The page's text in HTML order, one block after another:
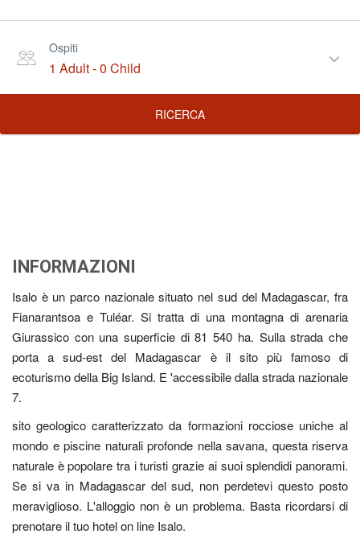
Ospiti
1 Adult-0 Child
RICERCA
INFORMAZIONI
Isalo è un parco nazionale situato nel sud del Madagascar, fra
Fianarantsoa e Tuléar. Si tratta di una montagna di arenaria
Giurassico con una superficie di 81 540 ha. Sulla strada che
porta a sud-est del Madagascar è il sito più famoso di
ecoturismo della Big Island. E 'accessibile dalla strada nazionale
7.
sito geologico caratterizzato da formazioni rocciose uniche al
mondo e piscine naturali profonde nella savana, questa riserva
naturale è popolare tra i turisti grazie ai suoi splendidi panorami.
Se si va in Madagascar del sud, non perdetevi questo posto
meraviglioso. L'alloggio non è un problema. Basta ricordarsi di
prenotare il tuo hotel on line Isalo.